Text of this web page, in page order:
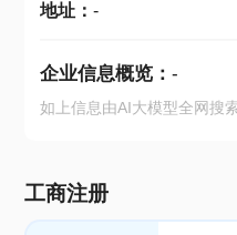
地址： -
企业信息概览： -
如上信息由AI大模型全网搜
工商注册